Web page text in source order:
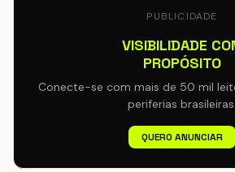
PUBLICIDADE
VISIBILIDADE
PROPÓSITO
Conecte-se com mais de 50 mil
periferias brasileiras.
QUERO ANUNCIAR